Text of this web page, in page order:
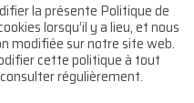
la présente Politique de
lorsqu’il y a lieu, et nous
modifiée sur notre site web.
cette politique à tout
régulièrement.